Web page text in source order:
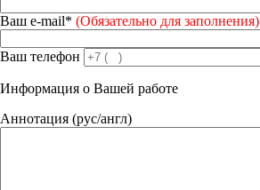
Ваш e-mail* (Обязательно для заполнения)
Ваш телефон
Информация о Вашей работе
Аннотация (рус/англ)